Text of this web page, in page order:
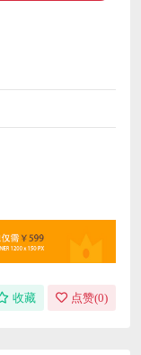
收藏 点赞(0)